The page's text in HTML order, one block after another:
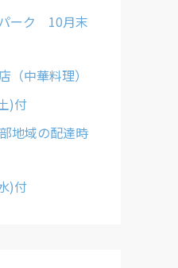
ーク 10月末
（中華料理）
)付
地域の配達時
)付